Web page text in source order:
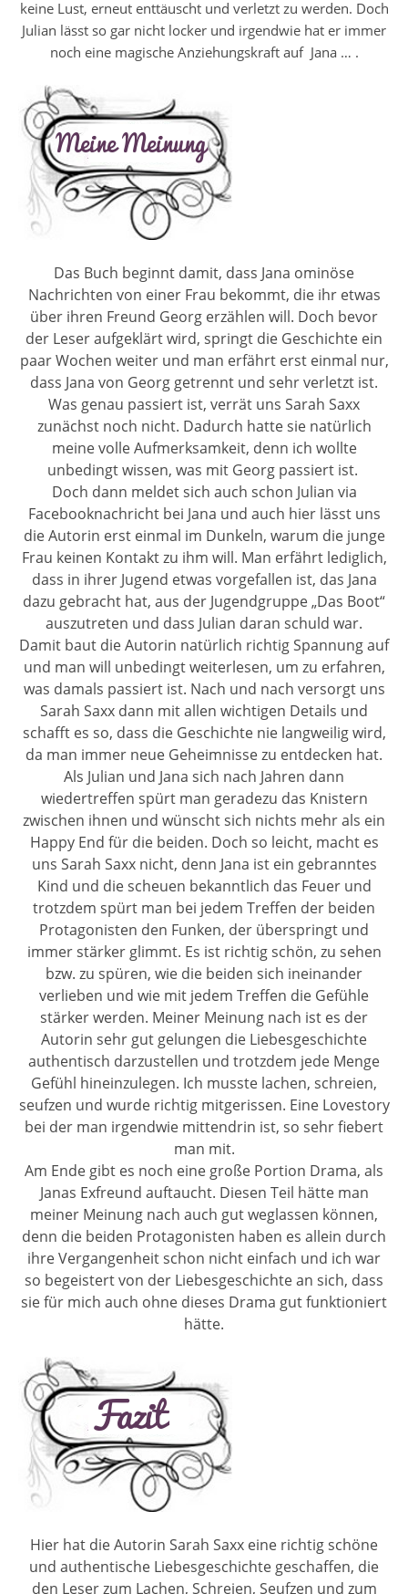
keine Lust, erneut enttäuscht und verletzt zu werden. Doch
Julian lässt so gar nicht locker und irgendwie hat er immer
noch eine magische Anziehungskraft auf Jana … .
Das Buch beginnt damit, dass Jana ominöse
Nachrichten von einer Frau bekommt, die ihr etwas
über ihren Freund Georg erzählen will. Doch bevor
der Leser aufgeklärt wird, springt die Geschichte ein
paar Wochen weiter und man erfährt erst einmal nur,
dass Jana von Georg getrennt und sehr verletzt ist.
Was genau passiert ist, verrät uns Sarah Saxx
zunächst noch nicht. Dadurch hatte sie natürlich
meine volle Aufmerksamkeit, denn ich wollte
unbedingt wissen, was mit Georg passiert ist.
Doch dann meldet sich auch schon Julian via
Facebooknachricht bei Jana und auch hier lässt uns
die Autorin erst einmal im Dunkeln, warum die junge
Frau keinen Kontakt zu ihm will. Man erfährt lediglich,
dass in ihrer Jugend etwas vorgefallen ist, das Jana
dazu gebracht hat, aus der Jugendgruppe „Das Boot“
auszutreten und dass Julian daran schuld war.
Damit baut die Autorin natürlich richtig Spannung auf
und man will unbedingt weiterlesen, um zu erfahren,
was damals passiert ist. Nach und nach versorgt uns
Sarah Saxx dann mit allen wichtigen Details und
schafft es so, dass die Geschichte nie langweilig wird,
da man immer neue Geheimnisse zu entdecken hat.
Als Julian und Jana sich nach Jahren dann
wiedertreffen spürt man geradezu das Knistern
zwischen ihnen und wünscht sich nichts mehr als ein
Happy End für die beiden. Doch so leicht, macht es
uns Sarah Saxx nicht, denn Jana ist ein gebranntes
Kind und die scheuen bekanntlich das Feuer und
trotzdem spürt man bei jedem Treffen der beiden
Protagonisten den Funken, der überspringt und
immer stärker glimmt. Es ist richtig schön, zu sehen
bzw. zu spüren, wie die beiden sich ineinander
verlieben und wie mit jedem Treffen die Gefühle
stärker werden. Meiner Meinung nach ist es der
Autorin sehr gut gelungen die Liebesgeschichte
authentisch darzustellen und trotzdem jede Menge
Gefühl hineinzulegen. Ich musste lachen, schreien,
seufzen und wurde richtig mitgerissen. Eine Lovestory
bei der man irgendwie mittendrin ist, so sehr fiebert
man mit.
Am Ende gibt es noch eine große Portion Drama, als
Janas Exfreund auftaucht. Diesen Teil hätte man
meiner Meinung nach auch gut weglassen können,
denn die beiden Protagonisten haben es allein durch
ihre Vergangenheit schon nicht einfach und ich war
so begeistert von der Liebesgeschichte an sich, dass
sie für mich auch ohne dieses Drama gut funktioniert
hätte.
Hier hat die Autorin Sarah Saxx eine richtig schöne
und authentische Liebesgeschichte geschaffen, die
den Leser zum Lachen, Schreien, Seufzen und zum